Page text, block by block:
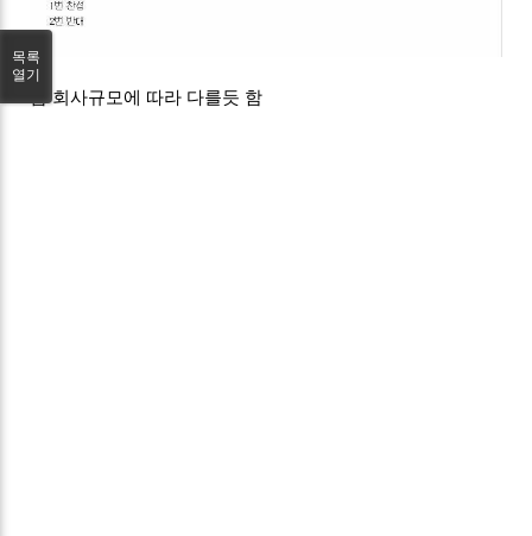
흠 회사규모에 따라 다를듯 함
목록
열기